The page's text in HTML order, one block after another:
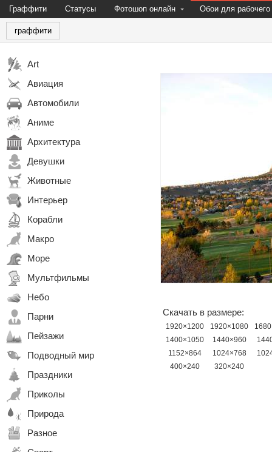
Граффити Статусы Фотошоп онлайн Обои для рабочего
граффити
Art
Авиация
Автомобили
Аниме
Архитектура
Девушки
Животные
Интерьер
Корабли
Макро
Море
Мультфильмы
Небо
Парни
Пейзажи
Подводный мир
Праздники
Приколы
Природа
Разное
Скачать в размере:
1920×1200 1920×1080
1400×1050
1440×960
1152×864
1024×768
400×240
320×240